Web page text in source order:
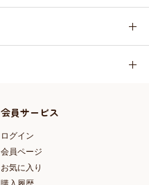
会員サービス
ログイン
会員ページ
お気に入り